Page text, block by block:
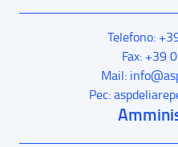
Telefono:
Fax: +39
Mail:
Pec: